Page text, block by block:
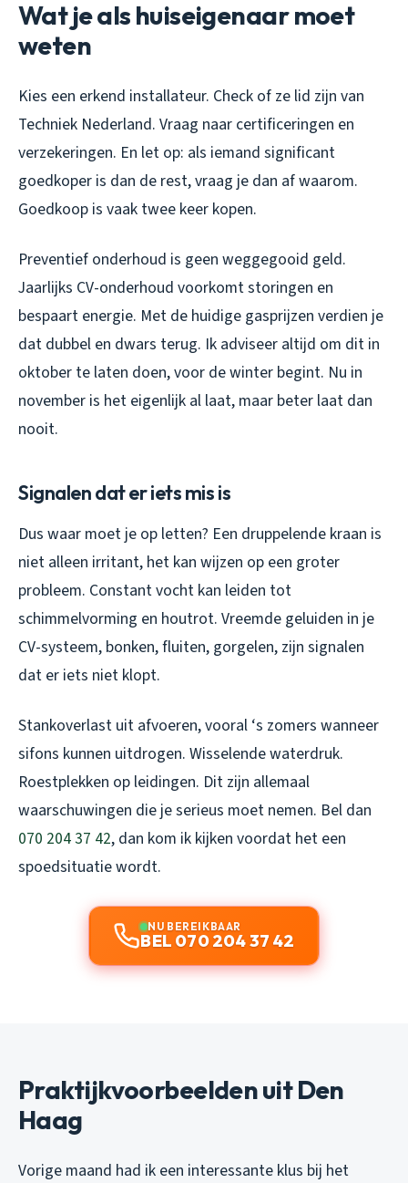
Wat je als huiseigenaar moet
weten
Kies een erkend installateur. Check of ze lid zijn van
Techniek Nederland. Vraag naar certificeringen en
verzekeringen. En let op: als iemand significant
goedkoper is dan de rest, vraag je dan af waarom.
Goedkoop is vaak twee keer kopen.
Preventief onderhoud is geen weggegooid geld.
Jaarlijks CV-onderhoud voorkomt storingen en
bespaart energie. Met de huidige gasprijzen verdien je
dat dubbel en dwars terug. Ik adviseer altijd om dit in
oktober te laten doen, voor de winter begint. Nu in
november is het eigenlijk al laat, maar beter laat dan
nooit.
Signalen dat er iets mis is
Dus waar moet je op letten? Een druppelende kraan is
niet alleen irritant, het kan wijzen op een groter
probleem. Constant vocht kan leiden tot
schimmelvorming en houtrot. Vreemde geluiden in je
CV-systeem, bonken, fluiten, gorgelen, zijn signalen
dat er iets niet klopt.
Stankoverlast uit afvoeren, vooral ‘s zomers wanneer
sifons kunnen uitdrogen. Wisselende waterdruk.
Roestplekken op leidingen. Dit zijn allemaal
waarschuwingen die je serieus moet nemen. Bel dan
070 204 37 42, dan kom ik kijken voordat het een
spoedsituatie wordt.
NU BEREIKBAAR
BEL 070 204 37 42
Praktijkvoorbeelden uit Den
Haag
Vorige maand had ik een interessante klus bij het